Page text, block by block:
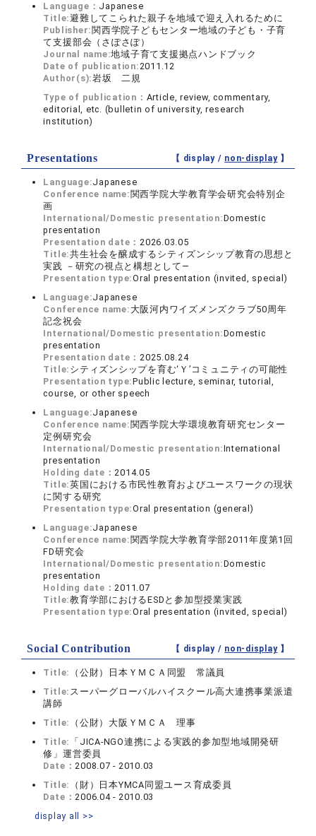
Language： Japanese
Title:避難してこられた親子を地域で迎え入れるために
Publisher: 関西学院子どもセンター地域の子ども・子育
て支援部会（さぽさぽ）
Journal name:地域子育て支援拠点ハンドブック
Date of publication:2011.12
Author(s):岩坂 二規
Type of publication： Article, review, commentary,
editorial, etc. (bulletin of university, research
institution)
Presentations 【 display / non-display】
Language:Japanese
Conference name: 関西学院大学教育学会研究会特別企
画
International/Domestic presentation:Domestic
presentation
Presentation date：2026.03.05
Title:共生社会を醸成するシティズンシップ教育の思想と
実践 －研究の視点と構想として―
Presentation type:Oral presentation (invited, special)
Language:Japanese
Conference name: 大阪河内ワイズメンズクラブ50周年
記念祝会
International/Domestic presentation:Domestic
presentation
Presentation date：2025.08.24
Title: シティズンシップを育む‘Ｙ’コミュニティの可能性
Presentation type:Public lecture, seminar, tutorial,
course, or other speech
Language:Japanese
Conference name: 関西学院大学環境教育研究センター
定例研究会
International/Domestic presentation:International
presentation
Holding date：2014.05
Title:英国における市民性教育およびユースワークの現状
に関する研究
Presentation type:Oral presentation (general)
Language:Japanese
Conference name: 関西学院大学教育学部2011年度第1回
FD研究会
International/Domestic presentation:Domestic
presentation
Holding date：2011.07
Title:教育学部におけるESDと参加型授業実践
Presentation type:Oral presentation (invited, special)
Social Contribution 【 display / non-display】
Title:
（公財）日本ＹＭＣＡ同盟 常議員
Title: スーパーグローバルハイスクール高大連携事業派遣
講師
Title:
（公財）大阪ＹＭＣＡ 理事
Title: 「JICA-NGO連携による実践的参加型地域開発研
修」運営委員
Date：2008.07 - 2010.03
Title:
（財）日本YMCA同盟ユース育成委員
Date：2006.04 - 2010.03
display all >>